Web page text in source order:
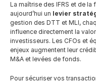
La maîtrise des IFRS et de
aujourd’hui un levier
gestion des DTT et MLI,
influence directement la
investisseurs. Les CFOs et
enjeux augmentent leur
M&A et levées de fonds.
Pour sécuriser vos